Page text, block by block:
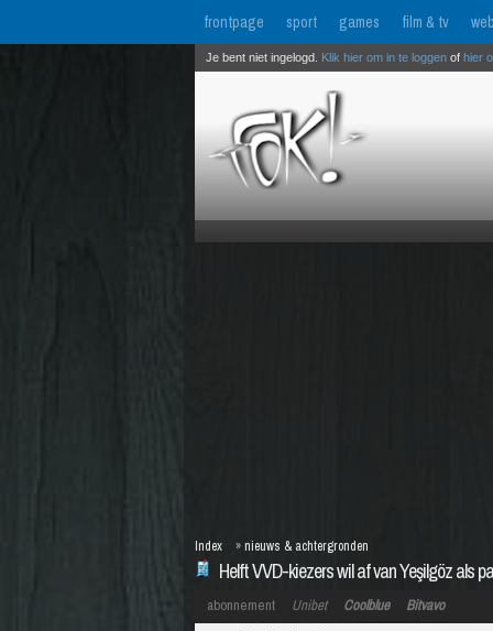
frontpage sport games film & tv
Je bent niet ingelogd. Klik hier om in te loggen of hier
Helft VVD-kiezers wil af van Yeşilgöz als
Index » nieuws & achtergronden
abonnement Unibet Coolblue
Bitvavo